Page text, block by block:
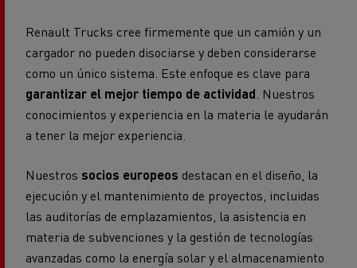
Renault Trucks cree firmemente que un camión y un
cargador no pueden disociarse y deben considerarse
como un único sistema. Este enfoque es clave para
garantizar el mejor tiempo de actividad . Nuestros
conocimientos y experiencia en la materia le ayudarán
a tener la mejor experiencia.
Nuestros socios europeos destacan en el diseño, la
ejecución y el mantenimiento de proyectos, incluidas
las auditorías de emplazamientos, la asistencia en
materia de subvenciones y la gestión de tecnologías
avanzadas como la energía solar y el almacenamiento